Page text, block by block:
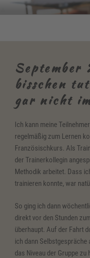
InhaltBe
Resilienz |
September
bisschen
gar nicht
Ich kann meine
regelmäßig zum Lernen
Französischkurs. Als
der Trainerkollegin
Methodik arbeitet. Dass
trainieren konnte, war
So ging ich dann
direkt vor den Stunden
überhaupt. Auf der Fahrt
ich dann
das Niveau der Gruppe